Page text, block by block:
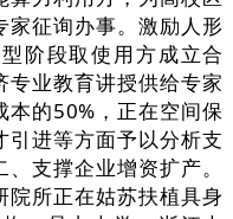
家征询办事。激励人形
阶段取使用方成立合
业教育讲授供给专家
本的50%，正在空间保
进等方面予以分析支
支撑企业增资扩产。
所正在姑苏扶植具身